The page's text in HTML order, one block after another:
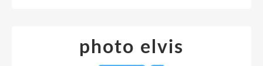
photo elvis